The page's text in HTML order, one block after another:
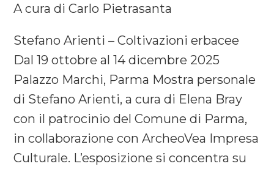
A cura di Carlo Pietrasanta
Stefano Arienti – Coltivazioni erbacee
Dal 19 ottobre al 14 dicembre 2025
Palazzo Marchi, Parma Mostra personale
di Stefano Arienti, a cura di Elena Bray
con il patrocinio del Comune di Parma,
in collaborazione con ArcheoVea Impresa
Culturale. L’esposizione si concentra su